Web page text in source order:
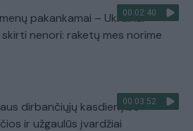
00:02:40
pakankamai – Ukrainai
nenori: raketų mes norime
00:03:52
dirbančiųjų kasdienybė –
ir užgaulūs įvardžiai